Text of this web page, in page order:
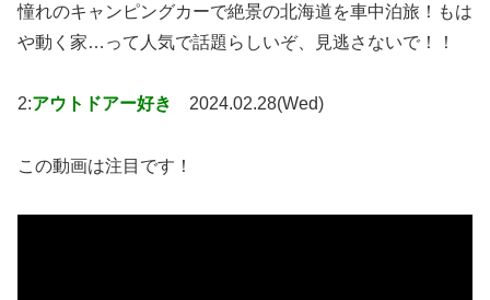
憧れのキャンピングカーで絶景の北海道を車中泊旅！もは
や動く家…って人気で話題らしいぞ、見逃さないで！！
2:アウトドアー好き 2024.02.28(Wed)
この動画は注目です！